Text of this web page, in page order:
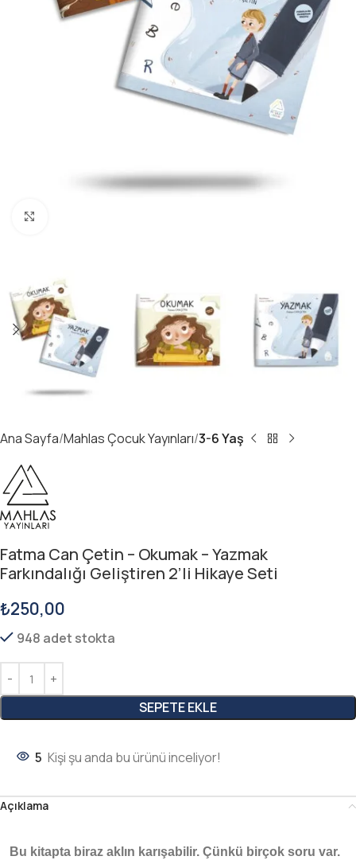
Ana Sayfa Mahlas Çocuk Yayınları 3-6 Yaş
Fatma Can Çetin – Okumak – Yazmak
Farkındalığı Geliştiren 2’li Hikaye Seti
₺250,00
948 adet stokta
SEPETE EKLE
5 Kişi şu anda bu ürünü inceliyor!
Açıklama
Bu kitapta biraz aklın karışabilir. Çünkü birçok soru var.